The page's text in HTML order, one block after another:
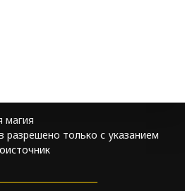
магия
разрешено только с указанием